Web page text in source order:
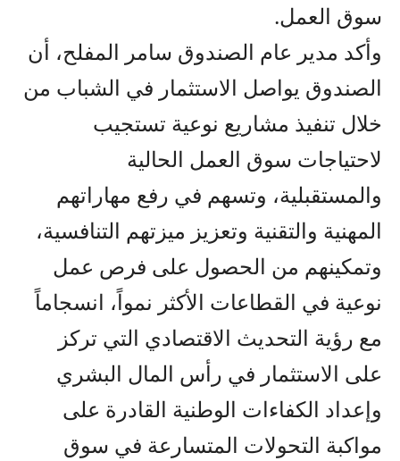
سوق العمل.
وأكد مدير عام الصندوق سامر المفلح، أن
الصندوق يواصل الاستثمار في الشباب من
خلال تنفيذ مشاريع نوعية تستجيب
لاحتياجات سوق العمل الحالية
والمستقبلية، وتسهم في رفع مهاراتهم
المهنية والتقنية وتعزيز ميزتهم التنافسية،
وتمكينهم من الحصول على فرص عمل
نوعية في القطاعات الأكثر نمواً، انسجاماً
مع رؤية التحديث الاقتصادي التي تركز
على الاستثمار في رأس المال البشري
وإعداد الكفاءات الوطنية القادرة على
مواكبة التحولات المتسارعة في سوق